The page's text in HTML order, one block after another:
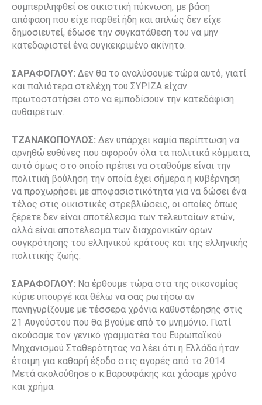
συμπεριληφθεί σε οικιστική πύκνωση, με βάση
απόφαση που είχε παρθεί ήδη και απλώς δεν είχε
δημοσιευτεί, έδωσε την συγκατάθεση του να μην
κατεδαφιστεί ένα συγκεκριμένο ακίνητο.
ΣΑΡΑΦΟΓΛΟΥ: Δεν θα το αναλύσουμε τώρα αυτό, γιατί
και παλιότερα στελέχη του ΣΥΡΙΖΑ είχαν
πρωτοστατήσει στο να εμποδίσουν την κατεδάφιση
αυθαιρέτων.
ΤΖΑΝΑΚΟΠΟΥΛΟΣ: Δεν υπάρχει καμία περίπτωση να
αρνηθώ ευθύνες που αφορούν όλα τα πολιτικά κόμματα,
αυτό όμως στο οποίο πρέπει να σταθούμε είναι την
πολιτική βούληση την οποία έχει σήμερα η κυβέρνηση
να προχωρήσει με αποφασιστικότητα για να δώσει ένα
τέλος στις οικιστικές στρεβλώσεις, οι οποίες όπως
ξέρετε δεν είναι αποτέλεσμα των τελευταίων ετών,
αλλά είναι αποτέλεσμα των διαχρονικών όρων
συγκρότησης του ελληνικού κράτους και της ελληνικής
πολιτικής ζωής.
ΣΑΡΑΦΟΓΛΟΥ: Να έρθουμε τώρα στα της οικονομίας
κύριε υπουργέ και θέλω να σας ρωτήσω αν
πανηγυρίζουμε με τέσσερα χρόνια καθυστέρησης στις
21 Αυγούστου που θα βγούμε από το μνημόνιο. Γιατί
ακούσαμε τον γενικό γραμματέα του Ευρωπαϊκού
Μηχανισμού Σταθερότητας να λέει ότι η Ελλάδα ήταν
έτοιμη για καθαρή έξοδο στις αγορές από το 2014.
Μετά ακολούθησε ο κ.Βαρουφάκης και χάσαμε χρόνο
και χρήμα.